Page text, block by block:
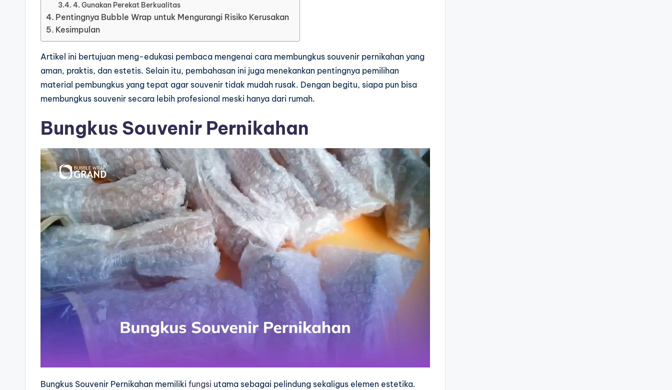
4. Gunakan Perekat Berkualitas
Pentingnya Bubble Wrap untuk Mengurangi Risiko Kerusakan
Kesimpulan
Artikel ini bertujuan meng-edukasi pembaca mengenai cara membungkus souvenir pernikahan yang
aman, praktis, dan estetis. Selain itu, pembahasan ini juga menekankan pentingnya pemilihan
material pembungkus yang tepat agar souvenir tidak mudah rusak. Dengan begitu, siapa pun bisa
membungkus souvenir secara lebih profesional meski hanya dari rumah.
Bungkus Souvenir Pernikahan
Bungkus Souvenir Pernikahan memiliki fungsi utama sebagai pelindung sekaligus elemen estetika.